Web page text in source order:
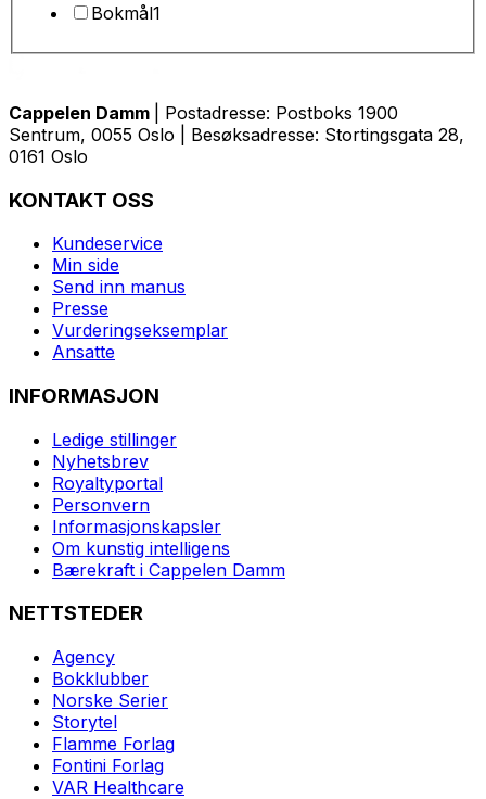
Bokmål1
Cappelen Damm
| Postadresse: Postboks 1900
Sentrum, 0055 Oslo | Besøksadresse: Stortingsgata 28,
0161 Oslo
KONTAKT OSS
Kundeservice
Min side
Send inn manus
Presse
Vurderingseksemplar
Ansatte
INFORMASJON
Ledige stillinger
Nyhetsbrev
Royaltyportal
Personvern
Informasjonskapsler
Om kunstig intelligens
Bærekraft i Cappelen Damm
NETTSTEDER
Agency
Bokklubber
Norske Serier
Storytel
Flamme Forlag
Fontini Forlag
VAR Healthcare